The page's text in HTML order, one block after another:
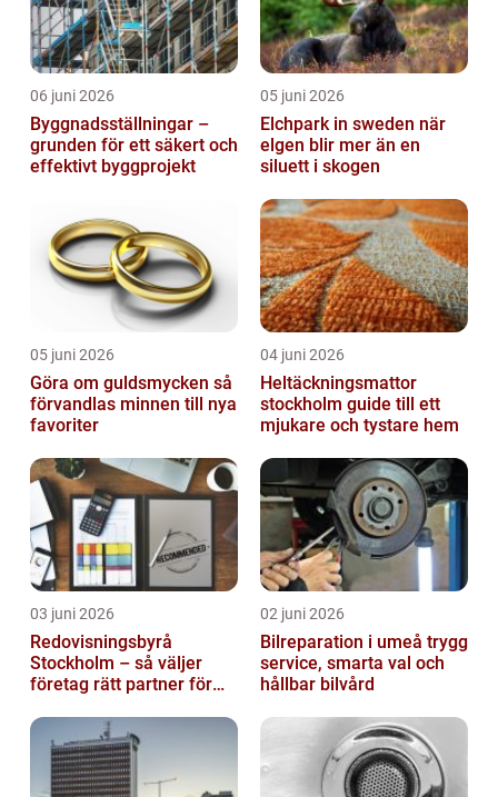
06 juni 2026
Byggnadsställningar –
grunden för ett säkert och
effektivt byggprojekt
05 juni 2026
Elchpark in sweden när
elgen blir mer än en
siluett i skogen
05 juni 2026
Göra om guldsmycken så
förvandlas minnen till nya
favoriter
04 juni 2026
Heltäckningsmattor
stockholm guide till ett
mjukare och tystare hem
03 juni 2026
Redovisningsbyrå
Stockholm – så väljer
företag rätt partner för
02 juni 2026
Bilreparation i umeå trygg
service, smarta val och
hållbar bilvård